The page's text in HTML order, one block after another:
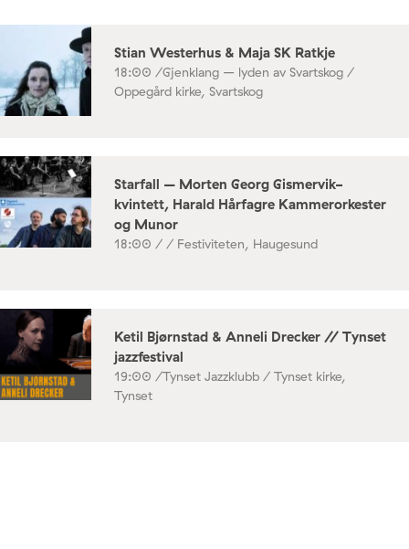
Stian Westerhus & Maja SK Ratkje
18:00 /Gjenklang – lyden av Svartskog /
Oppegård kirke, Svartskog
Starfall – Morten Georg Gismervik-
kvintett, Harald Hårfagre Kammerorkester
og Munor
18:00 / / Festiviteten, Haugesund
Ketil Bjørnstad & Anneli Drecker // Tynset
jazzfestival
19:00 /Tynset Jazzklubb / Tynset kirke,
Tynset